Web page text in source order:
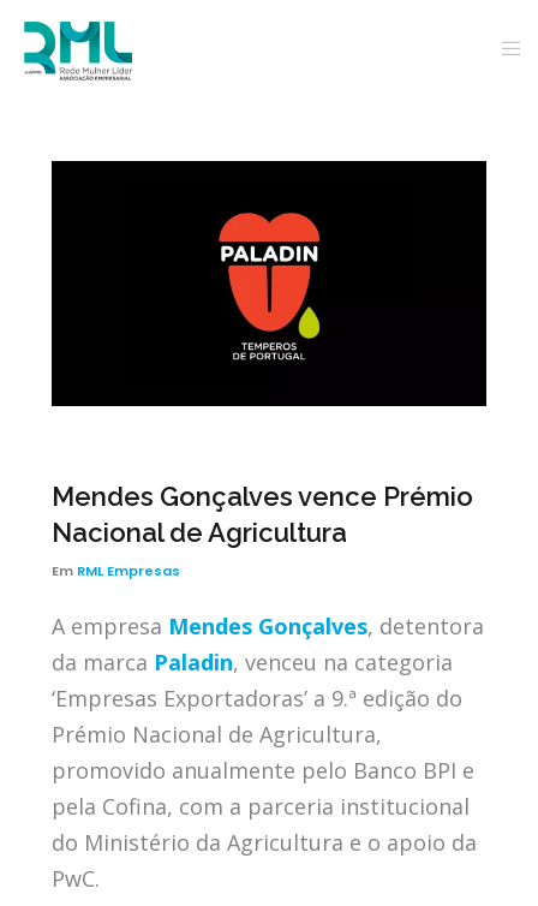
Mendes Gonçalves vence Prémio
Nacional de Agricultura
Em RML Empresas
A empresa Mendes Gonçalves, detentora
da marca Paladin, venceu na categoria
‘Empresas Exportadoras’ a 9.ª edição do
Prémio Nacional de Agricultura,
promovido anualmente pelo Banco BPI e
pela Cofina, com a parceria institucional
do Ministério da Agricultura e o apoio da
PwC.